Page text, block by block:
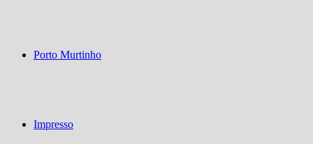
Porto Murtinho
Impresso